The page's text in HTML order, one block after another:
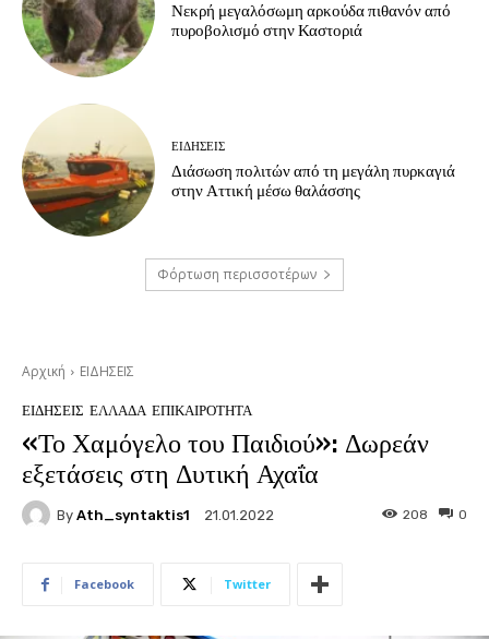
Νεκρή μεγαλόσωμη αρκούδα πιθανόν από
πυροβολισμό στην Καστοριά
ΕΙΔΗΣΕΙΣ
Διάσωση πολιτών από τη μεγάλη πυρκαγιά
στην Αττική μέσω θαλάσσης
Φόρτωση περισσοτέρων